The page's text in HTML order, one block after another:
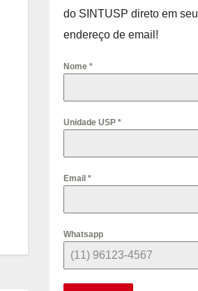
do SINTUSP direto em seu
endereço de email!
Nome *
Unidade USP *
Email *
Whatsapp